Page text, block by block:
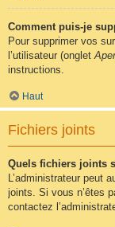
Comment puis-je
Pour supprimer vos
l’utilisateur (onglet
instructions.
Haut
Fichiers joints
Quels fichiers joints
L’administrateur peut
joints. Si vous n’êtes
contactez